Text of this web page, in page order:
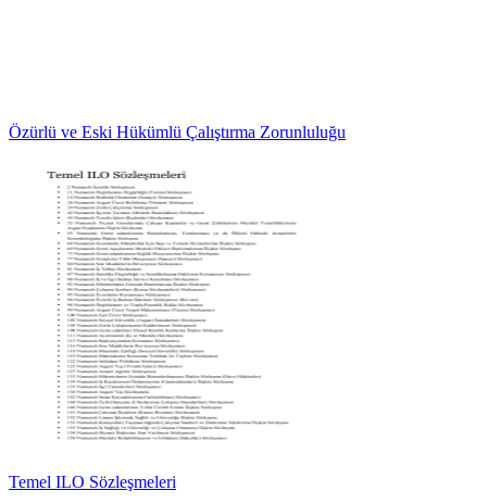
Özürlü ve Eski Hükümlü Çalıştırma Zorunluluğu
Temel ILO Sözleşmeleri